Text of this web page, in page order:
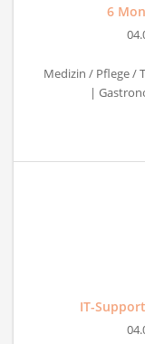
6
Medizin / Pflege /
|
IT-